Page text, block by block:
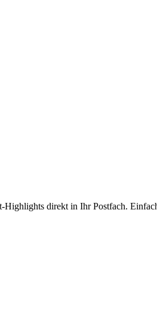
direkt in Ihr Postfach.